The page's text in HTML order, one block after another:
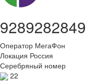
9289282849
Оператор МегаФон
Локация Россия
Серебряный номер
22